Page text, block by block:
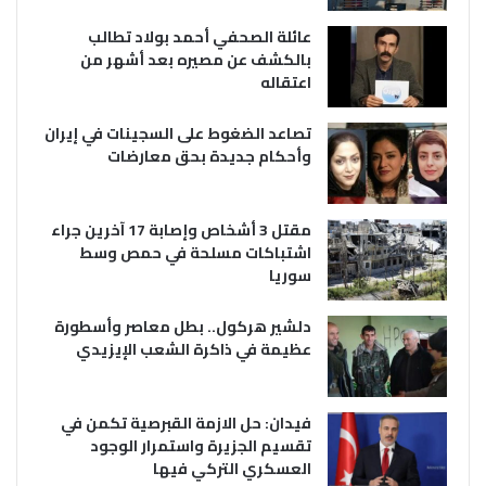
عائلة الصحفي أحمد بولاد تطالب
بالكشف عن مصيره بعد أشهر من
اعتقاله
تصاعد الضغوط على السجينات في إيران
وأحكام جديدة بحق معارضات
مقتل 3 أشخاص وإصابة 17 آخرين جراء
اشتباكات مسلحة في حمص وسط
سوريا
دلشير هركول.. بطل معاصر وأسطورة
عظيمة في ذاكرة الشعب الإيزيدي
فيدان: حل الازمة القبرصية تكمن في
تقسيم الجزيرة واستمرار الوجود
العسكري التركي فيها